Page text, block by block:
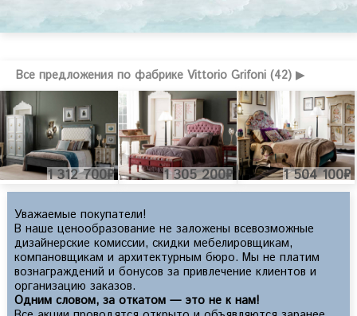
Все предложения по фабрике Vittorio Grifoni (42) ▶
1 312 700₽ 1 305 200₽ 1 504 100₽
Уважаемые покупатели!
В наше ценообразование не заложены всевозможные
дизайнерские комиссии, скидки мебелировщикам,
компановщикам и архитектурным бюро. Мы не платим
вознаграждений и бонусов за привлечение клиентов и
организацию заказов.
Одним словом, за откатом — это не к нам!